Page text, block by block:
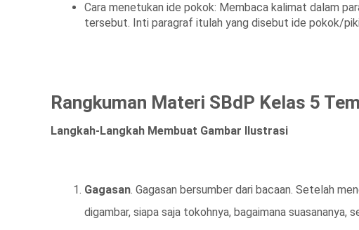
Cara menetukan ide pokok: Membaca kalimat dalam
tersebut. Inti paragraf itulah yang disebut ide pokok/
Rangkuman Materi SBdP Kelas 5
Langkah-Langkah Membuat Gambar Ilustrasi
Gagasan. Gagasan bersumber dari bacaan. Setelah
digambar, siapa saja tokohnya, bagaimana suasananya,